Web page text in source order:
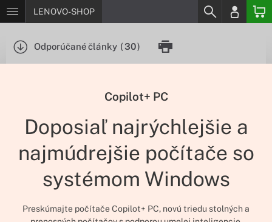
LENOVO-SHOP
Odporúčané články (30)
Copilot+ PC
Doposiaľ najrýchlejšie a
najmúdrejšie počítače so
systémom Windows
Preskúmajte počítače Copilot+ PC, novú triedu stolných a